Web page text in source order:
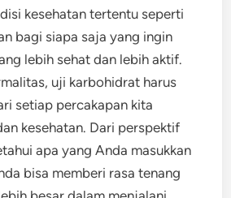
kesehatan tertentu seperti
bagi siapa saja yang ingin
lebih sehat dan lebih aktif.
uji karbohidrat harus
setiap percakapan kita
kesehatan. Dari perspektif
apa yang Anda masukkan
bisa memberi rasa tenang